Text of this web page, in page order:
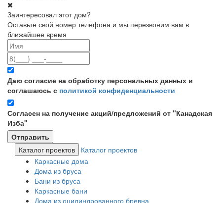
Заинтересовал этот дом?
Оставьте свой номер телефона и мы перезвоним вам в
ближайшее время
Даю согласие на обработку персональных данных и
соглашаюсь с политикой конфиденциальности
Согласен на получение акций/предложений от "Канадская
Изба"
Каталог проектов
Каталог проектов
Каркасные дома
Дома из бруса
Бани из бруса
Каркасные бани
Дома из оцилиндрованного бревна